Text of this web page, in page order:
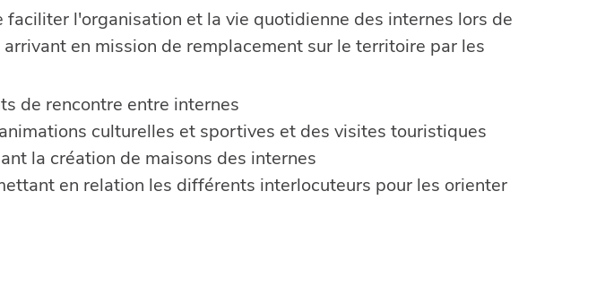
l'organisation et la vie quotidienne des internes lors de
en mission de remplacement sur le territoire par les
de rencontre entre internes
culturelles et sportives et des visites touristiques
la création de maisons des internes
en relation les différents interlocuteurs pour les orienter